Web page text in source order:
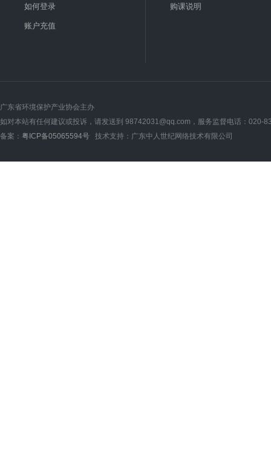
如何登录
账户充值
购课说明
广东省环境保护产业协会主办
如对本站有任何建议或投诉，请发送到 98742031@qq.com，服务监督电话：
备案： 粤ICP备05065594号 技术支持：广东中人世纪网络技术有限公司